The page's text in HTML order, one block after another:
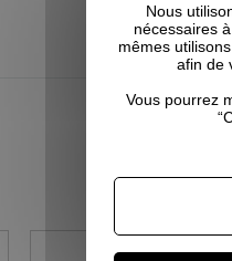
Nous
nécessaires
mêmes
afin de
Vous pourrez